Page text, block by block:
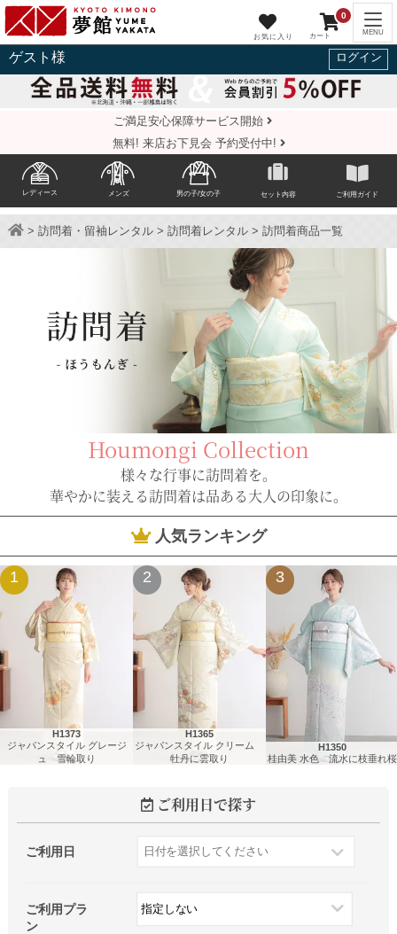
ゲスト 様 ログイン
ご満足安心保障サービス開始
無料! 来店お下見会 予約受付中!
0
レディース メンズ 男の子/女の子 セット内容 ご利用ガイド
> 訪問着・留袖レンタル> 訪問着レンタル> 訪問着商品一覧
Houmongi Collection
様々な行事に訪問着を。
華やかに装える訪問着は品ある大人の印象に。
人気ランキング
1
H1373
ジャパンスタイル グレージ
ュ 雪輪取り
2
H1365
ジャパンスタイル クリーム
牡丹に雲取り
3
H1350
桂由美 水色 流水に枝垂れ桜
ご利用日で探す
ご利用日
ご利用プラ
ン